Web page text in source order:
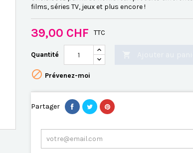
films, séries TV, jeux et plus encore !
39,00 CHF TTC
Quantité
 Prévenez-moi
Partager